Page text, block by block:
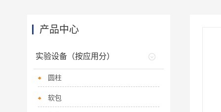
产品中心
实验设备（按应用分）
圆柱
软包